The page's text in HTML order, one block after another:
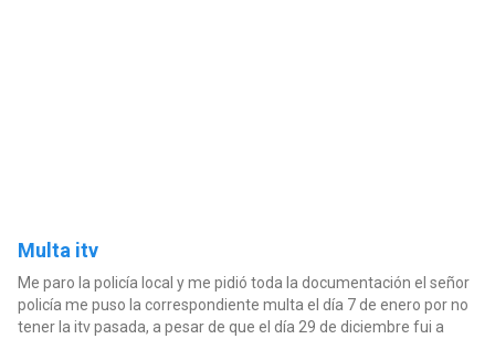
Multa itv
Me paro la policía local y me pidió toda la documentación el señor
policía me puso la correspondiente multa el día 7 de enero por no
tener la itv pasada, a pesar de que el día 29 de diciembre fui a